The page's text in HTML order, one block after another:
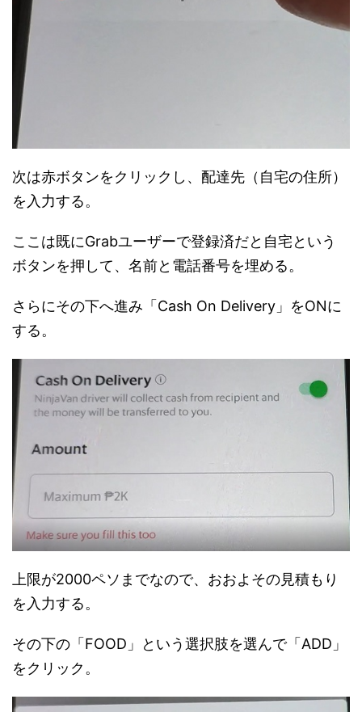
次は赤ボタンをクリックし、配達先（自宅の住所）
を入力する。
ここは既にGrabユーザーで登録済だと自宅という
ボタンを押して、名前と電話番号を埋める。
さらにその下へ進み「Cash On Delivery」をONに
する。
上限が2000ペソまでなので、おおよその見積もり
を入力する。
その下の「FOOD」という選択肢を選んで「ADD」
をクリック。